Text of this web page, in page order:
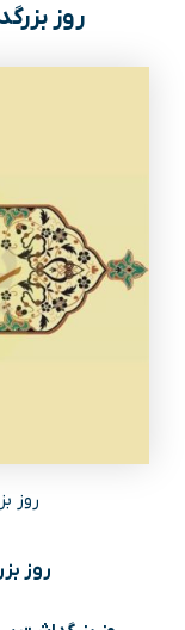
روز
روز
روز